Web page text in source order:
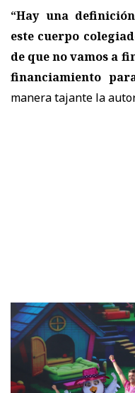
“Hay una
este cuerpo
de que no vamos a
financiamiento
manera tajante la